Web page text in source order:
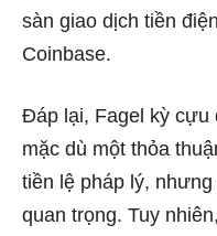
sàn giao dịch tiền
Coinbase.
Đáp lại, Fagel kỳ cựu
mặc dù một thỏa
tiền lệ pháp lý,
quan trọng. Tuy